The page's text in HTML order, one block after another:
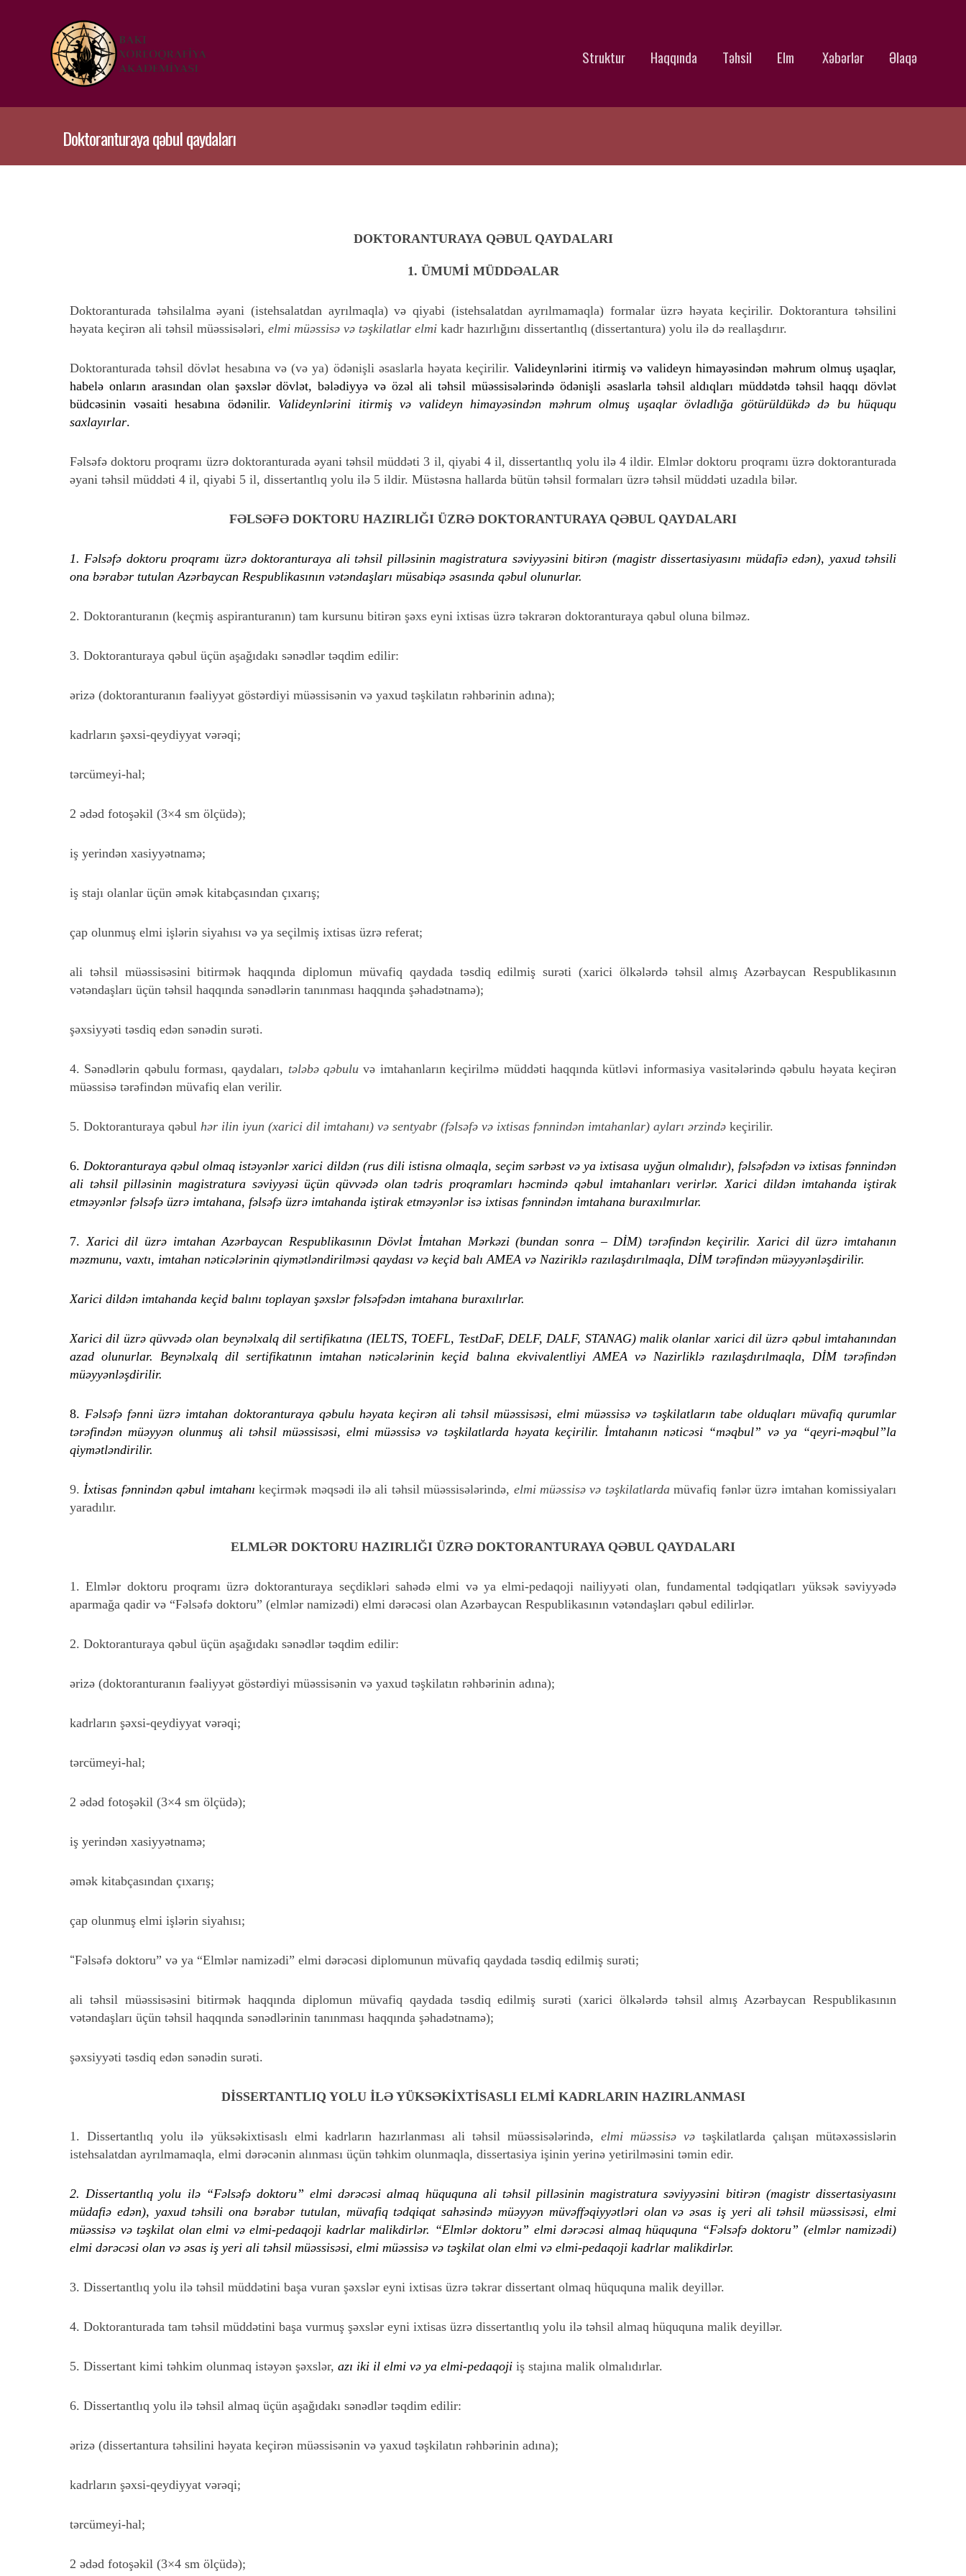
Struktur Haqqında Təhsil Elm Xəbərlər Əlaqə
Doktoranturaya qəbul qaydaları
DOKTORANTURAYAQƏBUL QAYDALARI
1. ÜMUMİ MÜDDƏALAR
Doktoranturada təhsilalma əyani (istehsalatdan ayrılmaqla) və qiyabi (istehsalatdan ayrılmamaqla) formalar üzrə həyata keçirilir. Doktorantura təhsilini
həyata keçirən ali təhsil müəssisələri, elmi müəssisə və təşkilatlar elmi kadr hazırlığını dissertantlıq (dissertantura) yolu ilə də reallaşdırır.
Doktoranturada təhsil dövlət hesabına və (və ya) ödənişli əsaslarla həyata keçirilir.Valideynlərini itirmiş və valideyn himayəsindən məhrum olmuş uşaqlar,
habelə onların arasından olan şəxslər dövlət, bələdiyyə və özəl ali təhsil müəssisələrində ödənişli əsaslarla təhsil aldıqları müddətdə təhsil haqqı dövlət
büdcəsinin vəsaiti hesabına ödənilir. Valideynlərini itirmiş və valideyn himayəsindən məhrum olmuş uşaqlar övladlığa götürüldükdə də bu hüququ
saxlayırlar.
Fəlsəfə doktoru proqramı üzrə doktoranturada əyani təhsil müddəti 3 il, qiyabi 4 il, dissertantlıq yolu ilə 4 ildir. Elmlər doktoru proqramı üzrə doktoranturada
əyani təhsil müddəti 4 il, qiyabi 5 il, dissertantlıq yolu ilə 5 ildir. Müstəsna hallarda bütün təhsil formaları üzrə təhsil müddəti uzadıla bilər.
FƏLSƏFƏ DOKTORU HAZIRLIĞI ÜZRƏ DOKTORANTURAYA QƏBUL QAYDALARI
1. Fəlsəfə doktoru proqramı üzrə doktoranturaya ali təhsil pilləsinin magistratura səviyyəsini bitirən (magistr dissertasiyasını müdafiə edən), yaxud təhsili
ona bərabər tutulan Azərbaycan Respublikasının vətəndaşları müsabiqə əsasında qəbul olunurlar.
2. Doktoranturanın (keçmiş aspiranturanın) tam kursunu bitirən şəxs eyni ixtisas üzrə təkrarən doktoranturaya qəbul oluna bilməz.
3. Doktoranturaya qəbul üçün aşağıdakı sənədlər təqdim edilir:
ərizə (doktoranturanın fəaliyyət göstərdiyi müəssisənin və yaxud təşkilatın rəhbərinin adına);
kadrların şəxsi-qeydiyyat vərəqi;
tərcümeyi-hal;
2 ədəd fotoşəkil (3×4 sm ölçüdə);
iş yerindən xasiyyətnamə;
iş stajı olanlar üçün əmək kitabçasından çıxarış;
çap olunmuş elmi işlərin siyahısı və ya seçilmiş ixtisas üzrə referat;
ali təhsil müəssisəsini bitirmək haqqında diplomun müvafiq qaydada təsdiq edilmiş surəti (xarici ölkələrdə təhsil almış Azərbaycan Respublikasının
vətəndaşları üçün təhsil haqqında sənədlərin tanınması haqqında şəhadətnamə);
şəxsiyyəti təsdiq edən sənədin surəti.
4. Sənədlərin qəbulu forması, qaydaları, tələbə qəbulu və imtahanların keçirilmə müddəti haqqında kütləvi informasiya vasitələrində qəbulu həyata keçirən
müəssisə tərəfindən müvafiq elan verilir.
5. Doktoranturaya qəbul hər ilin iyun (xarici dil imtahanı) və sentyabr (fəlsəfə və ixtisas fənnindən imtahanlar) ayları ərzində keçirilir.
6. Doktoranturaya qəbul olmaq istəyənlər xarici dildən (rus dili istisna olmaqla, seçim sərbəst və ya ixtisasa uyğun olmalıdır), fəlsəfədən və ixtisas fənnindən
ali təhsil pilləsinin magistratura səviyyəsi üçün qüvvədə olan tədris proqramları həcmində qəbul imtahanları verirlər. Xarici dildən imtahanda iştirak
etməyənlər fəlsəfə üzrə imtahana, fəlsəfə üzrə imtahanda iştirak etməyənlər isə ixtisas fənnindən imtahana buraxılmırlar.
7. Xarici dil üzrə imtahan Azərbaycan Respublikasının Dövlət İmtahan Mərkəzi (bundan sonra – DİM) tərəfindən keçirilir. Xarici dil üzrə imtahanın
məzmunu, vaxtı, imtahan nəticələrinin qiymətləndirilməsi qaydası və keçid balı AMEA və Naziriklə razılaşdırılmaqla, DİM tərəfindən müəyyənləşdirilir.
Xarici dildən imtahanda keçid balını toplayan şəxslər fəlsəfədən imtahana buraxılırlar.
Xarici dil üzrə qüvvədə olan beynəlxalq dil sertifikatına (IELTS, TOEFL, TestDaF, DELF, DALF, STANAG) malik olanlar xarici dil üzrə qəbul imtahanından
azad olunurlar. Beynəlxalq dil sertifikatının imtahan nəticələrinin keçid balına ekvivalentliyi AMEA və Nazirliklə razılaşdırılmaqla, DİM tərəfindən
müəyyənləşdirilir.
8. Fəlsəfə fənni üzrə imtahan doktoranturaya qəbulu həyata keçirən ali təhsil müəssisəsi, elmi müəssisə və təşkilatların tabe olduqları müvafiq qurumlar
tərəfindən müəyyən olunmuş ali təhsil müəssisəsi, elmi müəssisə və təşkilatlarda həyata keçirilir. İmtahanın nəticəsi “məqbul” və ya “qeyri-məqbul”la
qiymətləndirilir.
9.İxtisas fənnindən qəbul imtahanı keçirmək məqsədi ilə ali təhsil müəssisələrində, elmi müəssisə və təşkilatlardamüvafiq fənlər üzrə imtahan komissiyaları
yaradılır.
ELMLƏR DOKTORU HAZIRLIĞI ÜZRƏ DOKTORANTURAYA QƏBUL QAYDALARI
1. Elmlər doktoru proqramı üzrə doktoranturaya seçdikləri sahədə elmi və ya elmi-pedaqoji nailiyyəti olan, fundamental tədqiqatları yüksək səviyyədə
aparmağa qadir və “Fəlsəfə doktoru” (elmlər namizədi) elmi dərəcəsi olan Azərbaycan Respublikasının vətəndaşları qəbul edilirlər.
2. Doktoranturaya qəbul üçün aşağıdakı sənədlər təqdim edilir:
ərizə (doktoranturanın fəaliyyət göstərdiyi müəssisənin və yaxud təşkilatın rəhbərinin adına);
kadrların şəxsi-qeydiyyat vərəqi;
tərcümeyi-hal;
2 ədəd fotoşəkil (3×4 sm ölçüdə);
iş yerindən xasiyyətnamə;
əmək kitabçasından çıxarış;
çap olunmuş elmi işlərin siyahısı;
“Fəlsəfə doktoru” və ya “Elmlər namizədi” elmi dərəcəsi diplomunun müvafiq qaydada təsdiq edilmiş surəti;
ali təhsil müəssisəsini bitirmək haqqında diplomun müvafiq qaydada təsdiq edilmiş surəti (xarici ölkələrdə təhsil almış Azərbaycan Respublikasının
vətəndaşları üçün təhsil haqqında sənədlərinin tanınması haqqında şəhadətnamə);
şəxsiyyəti təsdiq edən sənədin surəti.
DİSSERTANTLIQ YOLU İLƏ YÜKSƏKİXTİSASLI ELMİ KADRLARIN HAZIRLANMASI
1. Dissertantlıq yolu ilə yüksəkixtisaslı elmi kadrların hazırlanması ali təhsil müəssisələrində, elmi müəssisə və təşkilatlarda çalışan mütəxəssislərin
istehsalatdan ayrılmamaqla, elmi dərəcənin alınması üçün təhkim olunmaqla, dissertasiya işinin yerinə yetirilməsini təmin edir.
2. Dissertantlıq yolu ilə “Fəlsəfə doktoru” elmi dərəcəsi almaq hüququna ali təhsil pilləsinin magistratura səviyyəsini bitirən (magistr dissertasiyasını
müdafiə edən), yaxud təhsili ona bərabər tutulan, müvafiq tədqiqat sahəsində müəyyən müvəffəqiyyətləri olan və əsas iş yeri ali təhsil müəssisəsi, elmi
müəssisə və təşkilat olan elmi və elmi-pedaqoji kadrlar malikdirlər. “Elmlər doktoru” elmi dərəcəsi almaq hüququna “Fəlsəfə doktoru” (elmlər namizədi)
elmi dərəcəsi olan və əsas iş yeri ali təhsil müəssisəsi, elmi müəssisə və təşkilat olan elmi və elmi-pedaqoji kadrlar malikdirlər.
3. Dissertantlıq yolu ilə təhsil müddətini başa vuran şəxslər eyni ixtisas üzrə təkrar dissertant olmaq hüququna malik deyillər.
4. Doktoranturada tam təhsil müddətini başa vurmuş şəxslər eyni ixtisas üzrə dissertantlıq yolu ilə təhsil almaq hüququna malik deyillər.
5. Dissertant kimi təhkim olunmaq istəyən şəxslər, azı iki il elmi və ya elmi-pedaqoji iş stajına malik olmalıdırlar.
6. Dissertantlıq yolu ilə təhsil almaq üçün aşağıdakı sənədlər təqdim edilir:
ərizə (dissertantura təhsilini həyata keçirən müəssisənin və yaxud təşkilatın rəhbərinin adına);
kadrların şəxsi-qeydiyyat vərəqi;
tərcümeyi-hal;
2 ədəd fotoşəkil (3×4 sm ölçüdə);